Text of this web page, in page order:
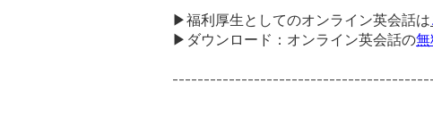
▶福利厚生としてのオンライン英会話は
▶ダウンロード：オンライン英会話の